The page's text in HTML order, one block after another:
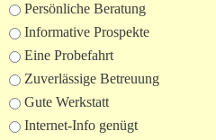
Auswahlmöglichkeiten
Persönliche Beratung
Informative Prospekte
Eine Probefahrt
Zuverlässige Betreuung
Gute Werkstatt
Internet-Info genügt